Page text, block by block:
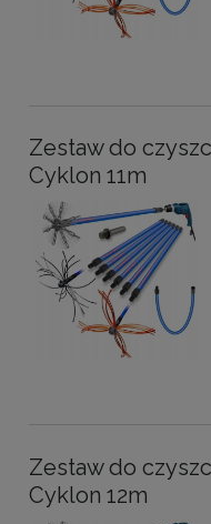
Zestaw do
Cyklon 11m
Zestaw do
Cyklon 12m